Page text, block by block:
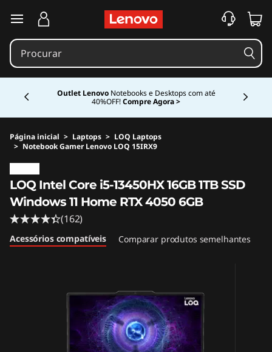
saltar para o conteúdo principal
LenovoPro.
Conheça nosso programa de descontos e
benefícios exclusivos para empresas. Cadastre-se
Gratuitamente >
Página inicial > Laptops > LOQ Laptops
> Notebook Gamer Lenovo LOQ 15IRX9
LOQ Intel Core i5-13450HX 16GB 1TB SSD
Windows 11 Home RTX 4050 6GB
(162)
Acessórios compatíveis Comparar produtos semelhantes